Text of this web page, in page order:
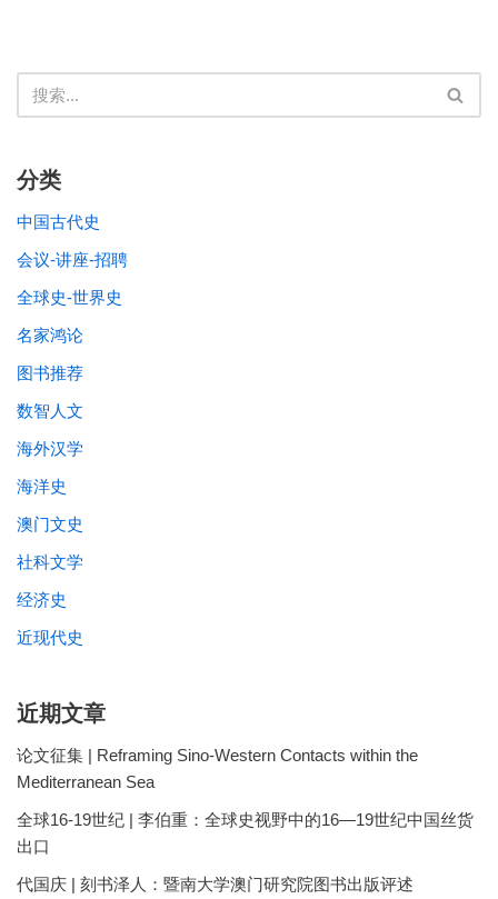
分类
中国古代史
会议-讲座-招聘
全球史-世界史
名家鸿论
图书推荐
数智人文
海外汉学
海洋史
澳门文史
社科文学
经济史
近现代史
近期文章
论文征集 | Reframing Sino-Western Contacts within the
Mediterranean Sea
全球16-19世纪 | 李伯重：全球史视野中的16—19世纪中国丝货
出口
代国庆 | 刻书泽人：暨南大学澳门研究院图书出版评述